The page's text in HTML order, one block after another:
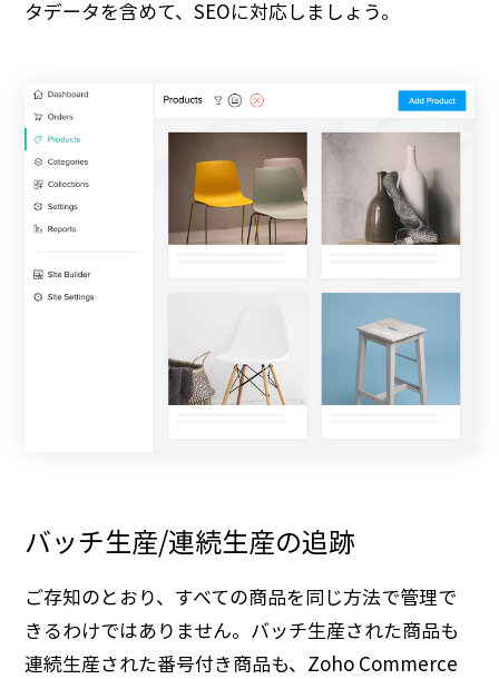
タデータを含めて、SEOに対応しましょう。
バッチ生産/連続生産の追跡
ご存知のとおり、すべての商品を同じ方法で管理で
きるわけではありません。バッチ生産された商品も
連続生産された番号付き商品も、Zoho Commerce